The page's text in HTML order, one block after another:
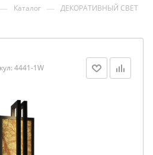
— Каталог — ДЕКОРАТИВНЫЙ СВЕТ
4441-1W